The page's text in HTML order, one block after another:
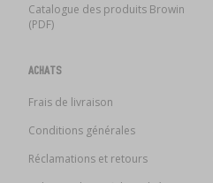
Catalogue des produits Browin
(PDF)
ACHATS
Frais de livraison
Conditions générales
Réclamations et retours